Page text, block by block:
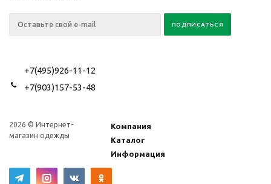
+7(495)926-11-12
+7(903)157-53-48
2026 © Интернет-
магазин одежды
Компания
Каталог
Информация